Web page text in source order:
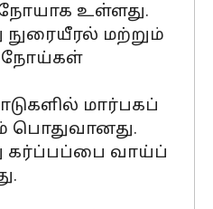
உள்ளது.
மற்றும்
மார்பகப்
பொதுவானது.
கர்ப்பப்பை வாய்ப்